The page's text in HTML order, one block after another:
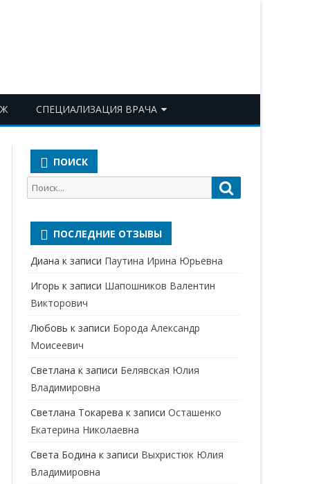
СПЕЦИАЛИЗАЦИЯ ВРАЧА
АЛЛЕРГОЛОГ-ИММУНОЛОГ
АНЕСТЕЗИОЛОГ-
БАКТЕРИОЛОГ
ВЕРТЕБРОЛОГ
ГАСТРОЭНТЕРОЛОГ
ГИНЕКОЛОГ
ГОМЕОПАТ
ДЕРМАТОЛОГ
ДЕТСКИЕ ВРАЧИ ДЕТСКИЙ КАРДИОЛОГ
ПОИСК
Поиск
для:
ПОСЛЕДНИЕ ОТЗЫВЫ
Диана к записи Паутина Ирина Юрьевна
Игорь к записи Шапошников Валентин
Викторович
Любовь к записи Борода Александр
Моисеевич
Светлана к записи Белявская Юлия
Владимировна
Cветлана Токарева к записиОсташенко
Екатерина Николаевна
Света Бодина к записи Выхристюк Юлия
Владимировна